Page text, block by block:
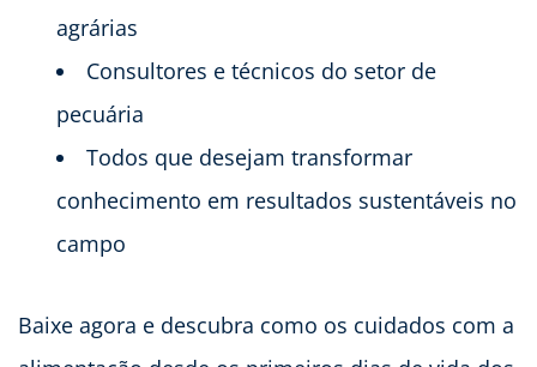
agrárias
Consultores e técnicos do setor de
pecuária
Todos que desejam transformar
conhecimento em resultados sustentáveis no
campo
Baixe agora e descubra como os cuidados com a